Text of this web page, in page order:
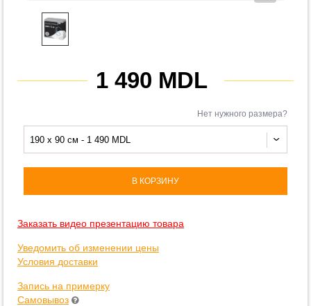
1 490 MDL
Нет нужного размера?
190 x 90 см - 1 490 MDL
В КОРЗИНУ
Заказать видео презентацию товара
Уведомить об изменении цены
Условия доставки
Запись на примерку
Самовывоз